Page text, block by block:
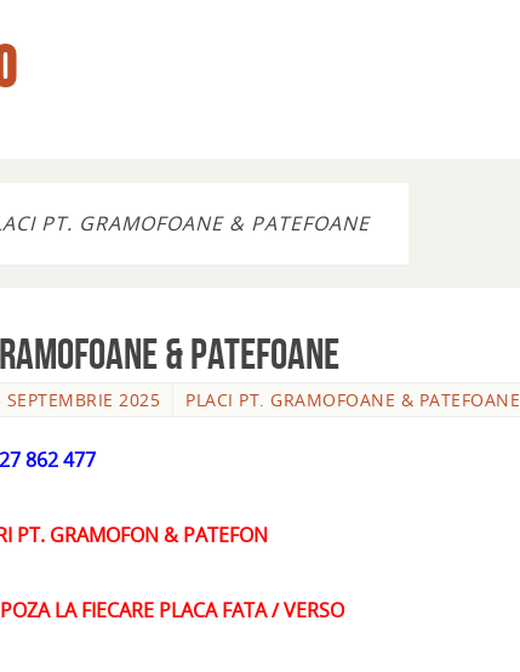
PT. GRAMOFOANE & PATEFOANE
& PATEFOANE
SEPTEMBRIE 2025 PLACI PT. GRAMOFOANE & PATEFOANE
862 477
PT. GRAMOFON & PATEFON
LA FIECARE PLACA FATA / VERSO